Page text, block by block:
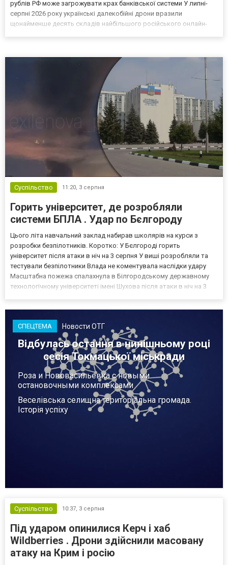
рублів РФ може загрожувати крах банківської системи У липні-
серпні 2026 року українські далекобійні дрони вразили
щонайменше десять складів найбільшого російського онлайн-
Суспільство 11:20, 3 серпня
Горить університет, де розробляли
системи БПЛА . Удар по Бєлгороду
Цього літа навчальний заклад набирав школярів на курси з
розробки безпілотників. Коротко: У Бєлгороді горить
університет після атаки в ніч на 3 серпня У виші розробляли та
тестували безпілотники Влада не коментувала наслідки удару
Масштабна пожежа спалахнула в Білгородському державному
технологічному університеті імені Шухова після атаки в ніч на 3
СПЕЦТЕМА Новости ОТГ
Відбулась остання в нинішньому році
сесія Токмацької міськради
Роза и Нововасильевка с новыми
остановочными комплексами
Веселівська селищна територіальна громада.
Історія успіху
Суспільство 10:37, 3 серпня
Під ударом опинилися Керч і хаб
Wildberries . Дрони здійснили масовану
атаку на Крим і росію